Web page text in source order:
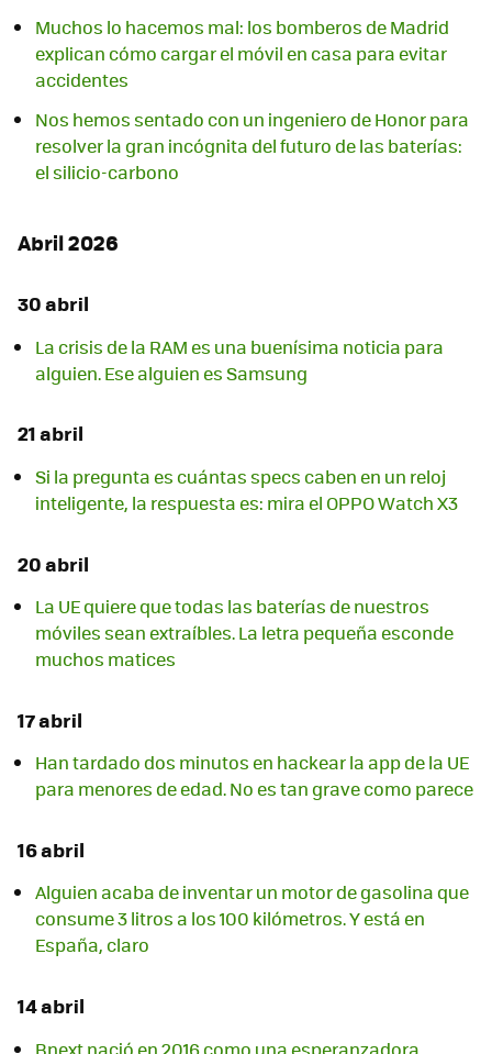
Muchos lo hacemos mal: los bomberos de Madrid
explican cómo cargar el móvil en casa para evitar
accidentes
Nos hemos sentado con un ingeniero de Honor para
resolver la gran incógnita del futuro de las baterías:
el silicio-carbono
Abril 2026
30 abril
La crisis de la RAM es una buenísima noticia para
alguien. Ese alguien es Samsung
21 abril
Si la pregunta es cuántas specs caben en un reloj
inteligente, la respuesta es: mira el OPPO Watch X3
20 abril
La UE quiere que todas las baterías de nuestros
móviles sean extraíbles. La letra pequeña esconde
muchos matices
17 abril
Han tardado dos minutos en hackear la app de la UE
para menores de edad. No es tan grave como parece
16 abril
Alguien acaba de inventar un motor de gasolina que
consume 3 litros a los 100 kilómetros. Y está en
España, claro
14 abril
Bnext nació en 2016 como una esperanzadora